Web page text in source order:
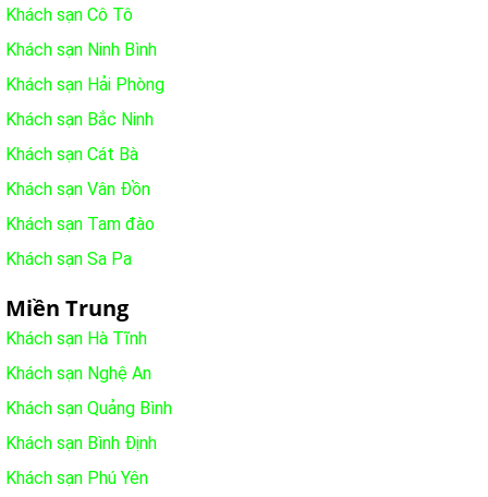
Khách sạn Cô Tô
Khách sạn Ninh Bình
Khách sạn Hải Phòng
Khách sạn Bắc Ninh
Khách sạn Cát Bà
Khách sạn Vân Đồn
Khách sạn Tam đào
Khách sạn Sa Pa
Miền Trung
Khách sạn Hà Tĩnh
Khách sạn Nghệ An
Khách sạn Quảng Bình
Khách sạn Bình Định
Khách sạn Phú Yên